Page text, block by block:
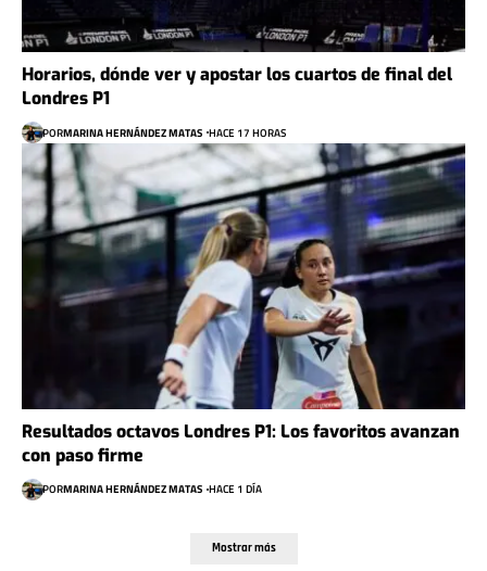
Horarios, dónde ver y apostar los cuartos de final del
Londres P1
PORMARINA HERNÁNDEZ MATAS HACE 17 HORAS
Resultados octavos Londres P1: Los favoritos avanzan
con paso firme
PORMARINA HERNÁNDEZ MATAS HACE 1 DÍA
Mostrar más